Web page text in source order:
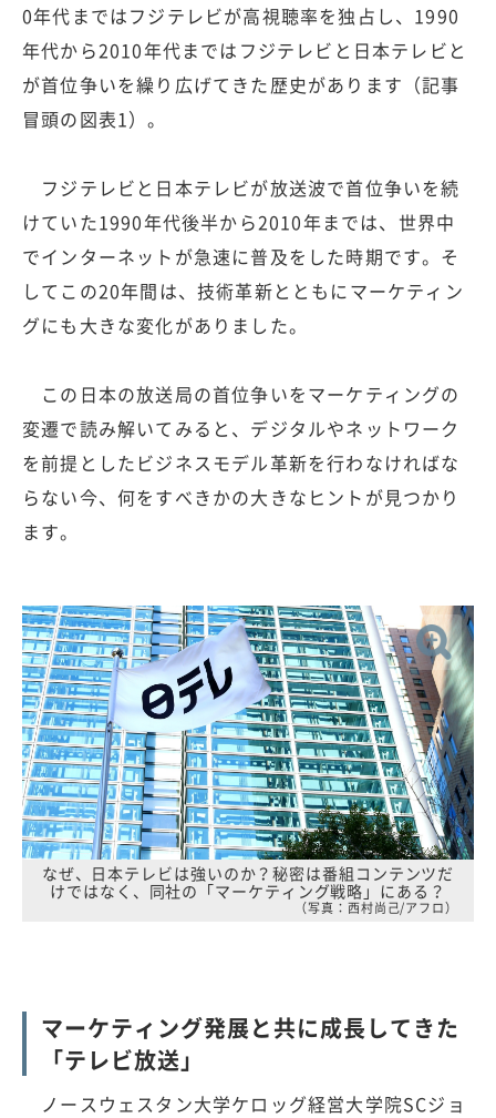
0年代まではフジテレビが高視聴率を独占し、1990
年代から2010年代まではフジテレビと日本テレビと
が首位争いを繰り広げてきた歴史があります（記事
冒頭の図表1）。
フジテレビと日本テレビが放送波で首位争いを続
けていた1990年代後半から2010年までは、世界中
でインターネットが急速に普及をした時期です。そ
してこの20年間は、技術革新とともにマーケティン
グにも大きな変化がありました。
この日本の放送局の首位争いをマーケティングの
変遷で読み解いてみると、デジタルやネットワーク
を前提としたビジネスモデル革新を行わなければな
らない今、何をすべきかの大きなヒントが見つかり
ます。
なぜ、日本テレビは強いのか？秘密は番組コンテンツだ
けではなく、同社の「マーケティング戦略」にある？
（写真：西村尚己/アフロ）
マーケティング発展と共に成長してきた
「テレビ放送」
ノースウェスタン大学ケロッグ経営大学院SCジョ